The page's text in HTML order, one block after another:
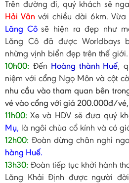
Trên đường đi, quý khách sẽ
Hải Vânvới chiều dài 6km.
Lăng Côsẽ hiện ra đẹp như
Lăng Cô đã được Worldbays
những vịnh biển đẹp trên thế giới.
10h00: Đến Hoàng thành Huế,
niệm với cổng Ngọ Môn và cột
nhu cầu vào tham quan bên
vé vào cổng với giá 200.000đ/
11h00: Xe và HDV sẽ đưa quý
Mụ, là ngôi chùa cổ kính và có
12h00: Đoàn dừng chân nghỉ
hàng Huế.
13h30: Đoàn tiếp tục khởi hành
Lăng Khải Định được người